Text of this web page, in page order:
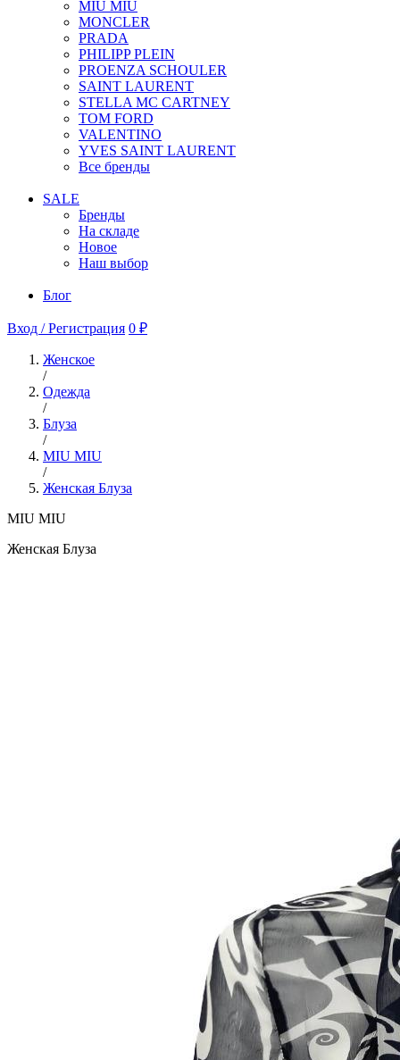
MIU MIU
MONCLER
PRADA
PHILIPP PLEIN
PROENZA SCHOULER
SAINT LAURENT
STELLA MC CARTNEY
TOM FORD
VALENTINO
YVES SAINT LAURENT
Все бренды
SALE
Бренды
На складе
Новое
Наш выбор
Блог
Вход / Регистрация 0 ₽
Женское
/
Одежда
/
Блуза
/
MIU MIU
/
Женская Блуза
MIU MIU
Женская Блуза